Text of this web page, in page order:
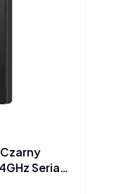
Seria